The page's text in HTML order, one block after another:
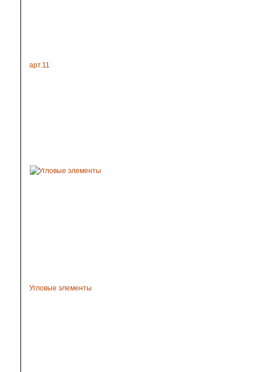
арт.11
Угловые элементы